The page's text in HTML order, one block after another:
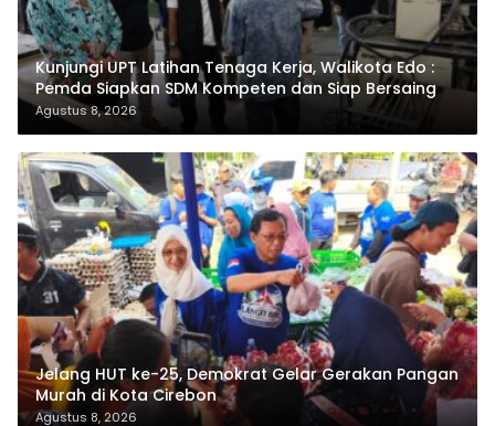
Kunjungi UPT Latihan Tenaga Kerja, Walikota Edo :
Pemda Siapkan SDM Kompeten dan Siap Bersaing
Agustus 8, 2026
Jelang HUT ke-25, Demokrat Gelar Gerakan Pangan
Murah di Kota Cirebon
Agustus 8, 2026